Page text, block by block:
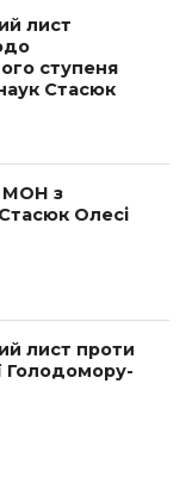
лист
ступеня
Стасюк
МОН з
Олесі
лист проти
Голодомору-